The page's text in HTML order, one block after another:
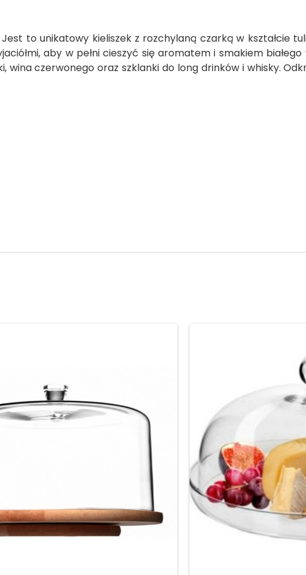
to unikatowy kieliszek z rozchylaną czarką w kształcie
aby w pełni cieszyć się aromatem i smakiem
czerwonego oraz szklanki do long drinków i whisky.